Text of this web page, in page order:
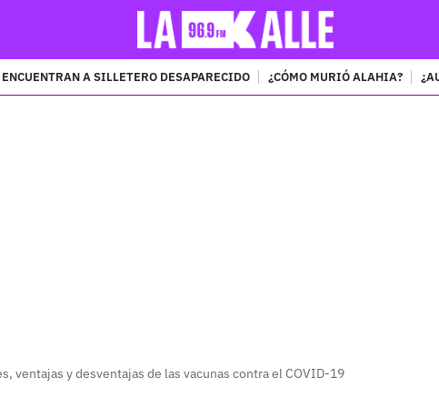
ENCUENTRAN A SILLETERO DESAPARECIDO ¿CÓMO MURIÓ ALAHIA?
ventajas y desventajas de las vacunas contra el COVID-19